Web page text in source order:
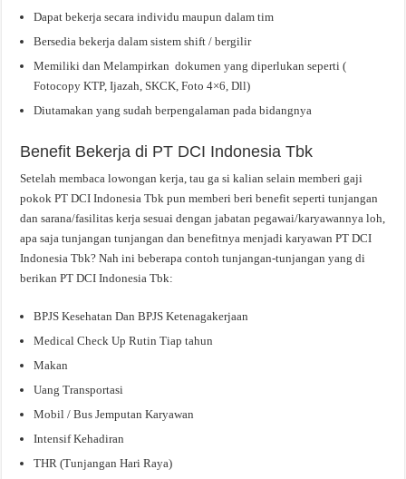
Dapat bekerja secara individu maupun dalam tim
Bersedia bekerja dalam sistem shift / bergilir
Memiliki dan Melampirkan dokumen yang diperlukan seperti (
Fotocopy KTP, Ijazah, SKCK, Foto 4×6, Dll)
Diutamakan yang sudah berpengalaman pada bidangnya
Benefit Bekerja di PT DCI Indonesia Tbk
Setelah membaca lowongan kerja, tau ga si kalian selain memberi gaji
pokok PT DCI Indonesia Tbk pun memberi beri benefit seperti tunjangan
dan sarana/fasilitas kerja sesuai dengan jabatan pegawai/karyawannya loh,
apa saja tunjangan tunjangan dan benefitnya menjadi karyawan PT DCI
Indonesia Tbk? Nah ini beberapa contoh tunjangan-tunjangan yang di
berikan PT DCI Indonesia Tbk:
BPJS Kesehatan Dan BPJS Ketenagakerjaan
Medical Check Up Rutin Tiap tahun
Makan
Uang Transportasi
Mobil / Bus Jemputan Karyawan
Intensif Kehadiran
THR (Tunjangan Hari Raya)